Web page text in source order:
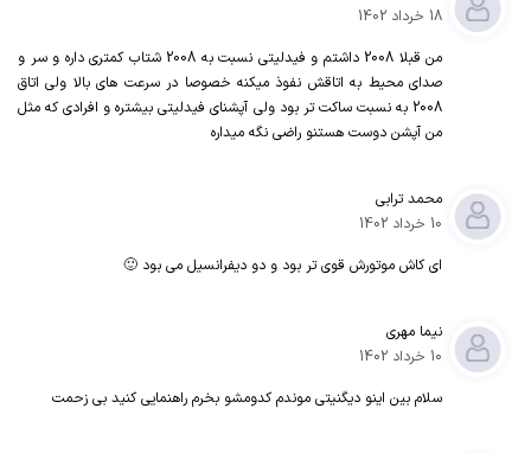
18 خرداد 1402
من قبلا 2008 داشتم و فیدلیتی نسبت به 2008 شتاب کمتری داره و سر و
صدای محیط به اتاقش نفوذ میکنه خصوصا در سرعت های بالا ولی اتاق
2008 به نسبت ساکت تر بود ولی آپشنای فیدلیتی بیشتره و افرادی که مثل
من آپشن دوست هستنو راضی نگه میداره
محمد ترابی
10 خرداد 1402
ای کاش موتورش قوی تر بود و دو دیفرانسیل می بود 🙂
نیما مهری
10 خرداد 1402
سلام بین اینو دیگنیتی موندم کدومشو بخرم راهنمایی کنید بی زحمت